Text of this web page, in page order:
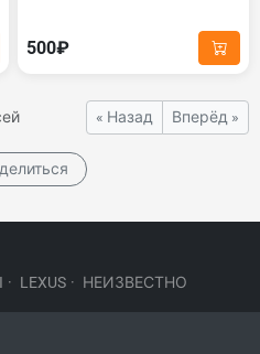
500₽
« Назад Вперёд »
· LEXUS · НЕИЗВЕСТНО